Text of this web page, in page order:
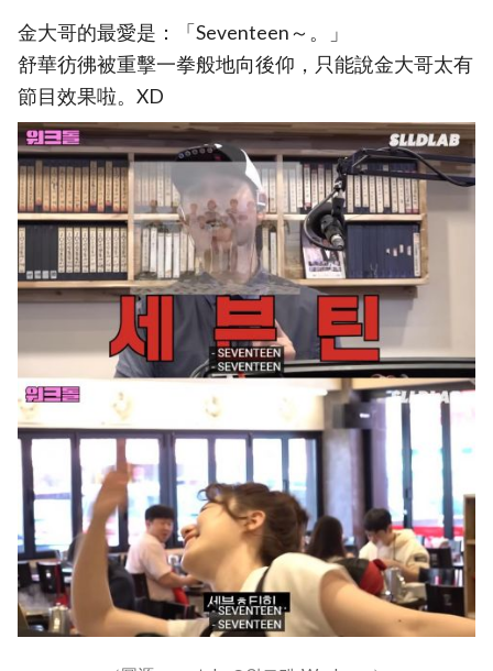
金大哥的最愛是：「Seventeen～。」
舒華彷彿被重擊一拳般地向後仰，只能說金大哥太有
節目效果啦。XD